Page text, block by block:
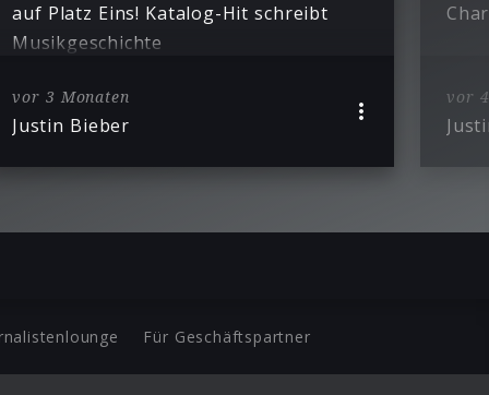
auf Platz Eins! Katalog-Hit schreibt
Musikgeschichte
vor 3 Monaten
Justin Bieber
vor
Für Geschäftspartner